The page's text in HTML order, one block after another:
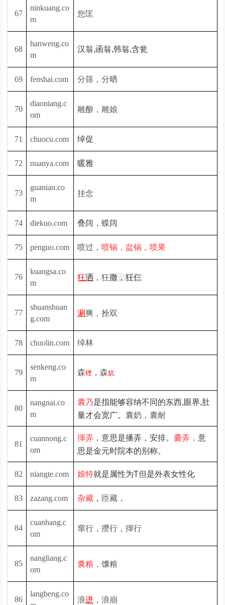
67
ninkuang.co
m
您匡
68
hanweng.co
m
汉翁,函翁,韩翁,含瓮
69 fenshai.com 分筛，分晒
70
diaoniang.c
om
雕酿，雕娘
71 chuocu.com 绰促
72 nuanya.com 暖雅
73
guanian.co
m
挂念
74 diekuo.com 叠阔，蝶阔
75 penguo.com 喷过，喷锅，盆锅，喷果
76
kuangsa.co
m
狂洒 ，狂撒，狂仨
77
shuanshuan
g.com
涮爽，拴双
78 chuolin.com 绰林
79
senkeng.co
m
森铿 ，森妔
80
nangnai.co
m
囊乃是指能够容纳不同的东西,眼界,肚
量才会宽广。 囊奶，囊耐
81
cuannong.c
om
撺弄 ，意思是播弄，安排。 爨弄，意
思是金元时院本的别称。
82 niangte.com 娘特就是属性为T但是外表女性化
83 zazang.com 杂藏 ， 匝藏，
84
cuanhang.c
om
窜行，攒行，撺行
85
nangliang.c
om
囊粮，馕粮
86
langbeng.co
浪迸 ，浪崩